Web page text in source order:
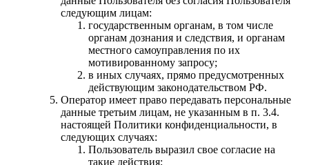
следующим лицам:
государственным органам, в том числе
органам дознания и следствия, и органам
местного самоуправления по их
мотивированному запросу;
в иных случаях, прямо предусмотренных
действующим законодательством РФ.
Оператор имеет право передавать персональные
данные третьим лицам, не указанным в п. 3.4.
настоящей Политики конфиденциальности, в
следующих случаях:
Пользователь выразил свое согласие на
такие действия;